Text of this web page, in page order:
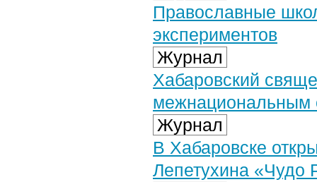
Православные
экспериментов
Журнал
Хабаровский
межнациональным
Журнал
В Хабаровске
Лепетухина «Чудо